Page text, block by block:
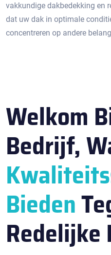
vakkundige dakbedekking en
dat uw dak in optimale
concentreren op andere
Welkom
Bedrijf,
Bieden
Redelijke